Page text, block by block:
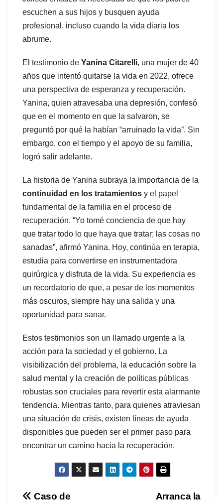
escuchen a sus hijos y busquen ayuda
profesional, incluso cuando la vida diaria los
abrume.
El testimonio de Yanina Citarelli, una mujer de 40
años que intentó quitarse la vida en 2022, ofrece
una perspectiva de esperanza y recuperación.
Yanina, quien atravesaba una depresión, confesó
que en el momento en que la salvaron, se
preguntó por qué la habían “arruinado la vida”. Sin
embargo, con el tiempo y el apoyo de su familia,
logró salir adelante.
La historia de Yanina subraya la importancia de la
continuidad en los tratamientos y el papel
fundamental de la familia en el proceso de
recuperación. “Yo tomé conciencia de que hay
que tratar todo lo que haya que tratar; las cosas no
sanadas”, afirmó Yanina. Hoy, continúa en terapia,
estudia para convertirse en instrumentadora
quirúrgica y disfruta de la vida. Su experiencia es
un recordatorio de que, a pesar de los momentos
más oscuros, siempre hay una salida y una
oportunidad para sanar.
Estos testimonios son un llamado urgente a la
acción para la sociedad y el gobierno. La
visibilización del problema, la educación sobre la
salud mental y la creación de políticas públicas
robustas son cruciales para revertir esta alarmante
tendencia. Mientras tanto, para quienes atraviesan
una situación de crisis, existen líneas de ayuda
disponibles que pueden ser el primer paso para
encontrar un camino hacia la recuperación.
Arranca la
Caso de